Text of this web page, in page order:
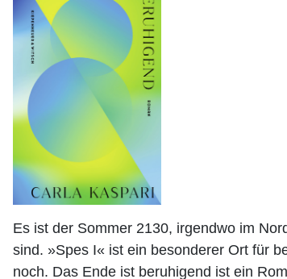
Es ist der Sommer 2130, irgendwo im
sind. »Spes I« ist ein besonderer Ort für
noch. Das Ende ist beruhigend ist ein